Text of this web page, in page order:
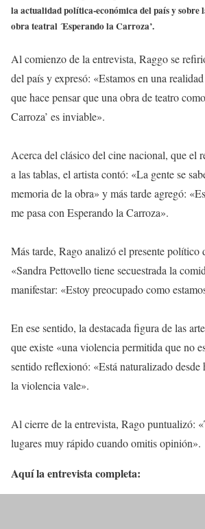
la actualidad política-económica del país y sobre
obra teatral ´Esperando la Carroza’.
Al comienzo de la entrevista, Raggo se
del país y expresó: «Estamos en una
que hace pensar que una obra de teatro
Carroza’ es inviable».
Acerca del clásico del cine nacional, que el
a las tablas, el artista contó: «La gente se
memoria de la obra» y más tarde agregó:
me pasa con Esperando la Carroza».
Más tarde, Rago analizó el presente político
«Sandra Pettovello tiene secuestrada la
manifestar: «Estoy preocupado como
En ese sentido, la destacada figura de las
que existe «una violencia permitida que no
sentido reflexionó: «Está naturalizado desde
la violencia vale».
Al cierre de la entrevista, Rago puntualizó:
lugares muy rápido cuando omitis opinión».
Aquí la entrevista completa: